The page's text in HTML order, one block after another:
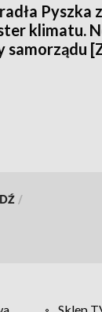
Pyszka
klimatu.
samorządu
/